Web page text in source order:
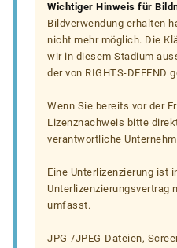
Wichtiger Hinweis für
Bildverwendung erhalten
nicht mehr möglich. Die
wir in diesem Stadium
der von RIGHTS-DEFEND
Wenn Sie bereits vor der
Lizenznachweis bitte
verantwortliche
Eine Unterlizenzierung ist
Unterlizenzierungsvertrag
umfasst.
JPG-/JPEG-Dateien,